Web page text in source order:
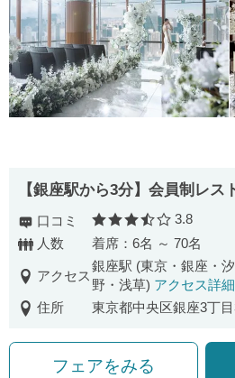
【銀座駅から3分】会員制レ
口コミ 口コミ評価
3.8
人数
着席：6名 ～ 70名
アクセス
銀座駅 (東京・銀座・
野・浅草) アクセス詳細
住所
東京都中央区銀座3丁
フェアをみる